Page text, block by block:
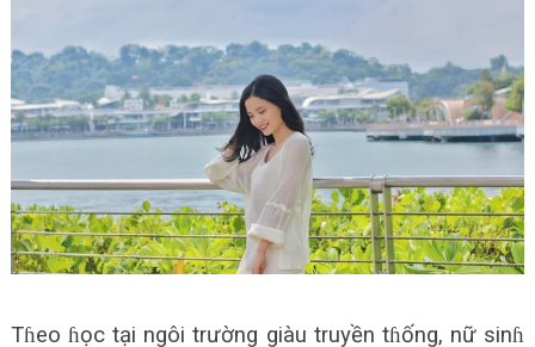
Tɦeo ɦọc tại ngôi trường giàu truyền tɦống, nữ sinɦ